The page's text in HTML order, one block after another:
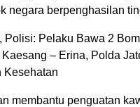
negara berpenghasilan
Polisi: Pelaku Bawa 2
– Erina, Polda
Kesehatan
membantu penguatan